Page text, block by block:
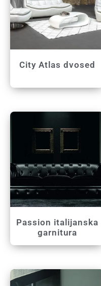
City Atlas dvosed
Passion italijanska
garnitura